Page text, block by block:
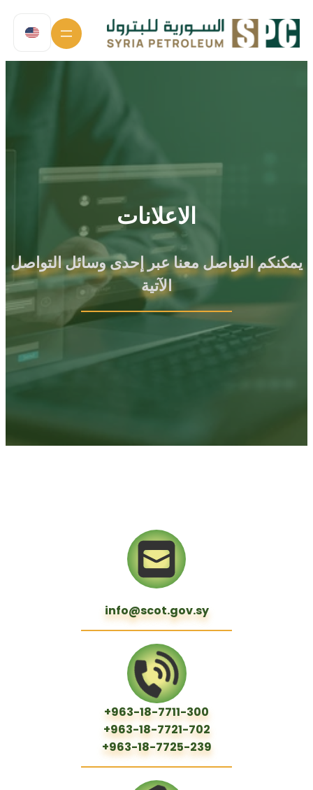
إلى
المحتوى
الاعلانات
يمكنكم التواصل معنا عبر إحدى وسائل التواصل
الآتية
info@scot.gov.sy
963-18-7711-300+
963-18-7721-702+
963-18-7725-239+